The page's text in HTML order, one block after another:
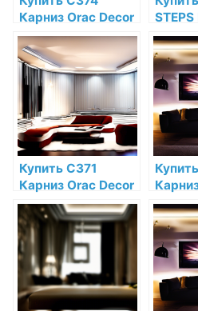
Карниз Orac Decor
Antonio
Полиуретан Orac
Decor по низкой
цене в интернет-
магазине
Decor
Купить C371
Карниз Orac Decor
Shade Полиуретан
Orac Decor по
низкой цене в
интернет-
магазине
Decor
цене